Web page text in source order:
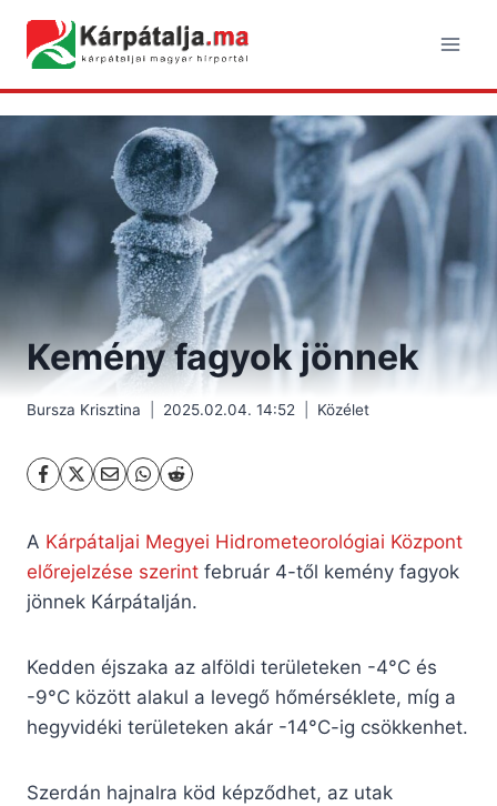
content
Kemény fagyok jönnek
Bursza Krisztina 2025.02.04. 14:52 Közélet
A Kárpátaljai Megyei Hidrometeorológiai Központ
előrejelzése szerint február 4-től kemény fagyok
jönnek Kárpátalján.
Kedden éjszaka az alföldi területeken -4°C és
-9°C között alakul a levegő hőmérséklete, míg a
hegyvidéki területeken akár -14°C-ig csökkenhet.
Szerdán hajnalra köd képződhet, az utak